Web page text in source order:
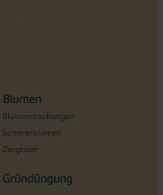
Blumen
Blumenmischungen
Sommerblumen
Ziergräser
Gründüngung